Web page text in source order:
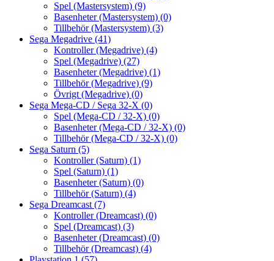
Spel (Mastersystem) (9)
Basenheter (Mastersystem) (0)
Tillbehör (Mastersystem) (3)
Sega Megadrive (41)
Kontroller (Megadrive) (4)
Spel (Megadrive) (27)
Basenheter (Megadrive) (1)
Tillbehör (Megadrive) (9)
Övrigt (Megadrive) (0)
Sega Mega-CD / Sega 32-X (0)
Spel (Mega-CD / 32-X) (0)
Basenheter (Mega-CD / 32-X) (0)
Tillbehör (Mega-CD / 32-X) (0)
Sega Saturn (5)
Kontroller (Saturn) (1)
Spel (Saturn) (1)
Basenheter (Saturn) (0)
Tillbehör (Saturn) (4)
Sega Dreamcast (7)
Kontroller (Dreamcast) (0)
Spel (Dreamcast) (3)
Basenheter (Dreamcast) (0)
Tillbehör (Dreamcast) (4)